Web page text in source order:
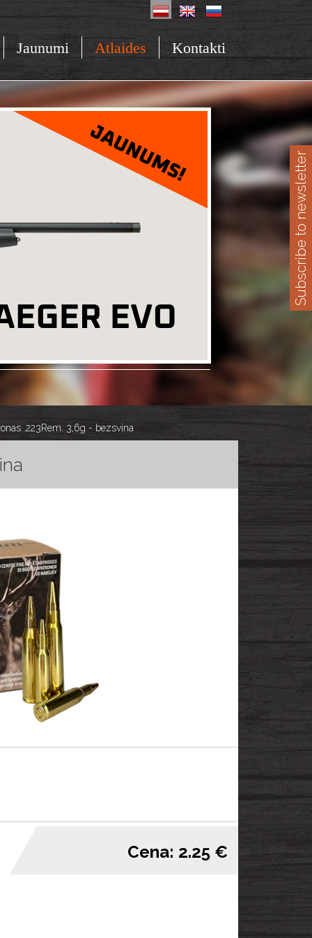
Jaunumi Atlaides Kontakti
.223Rem. 3,6g - bezsvina
Cena: 2.25 €
Subscribe to newsletter